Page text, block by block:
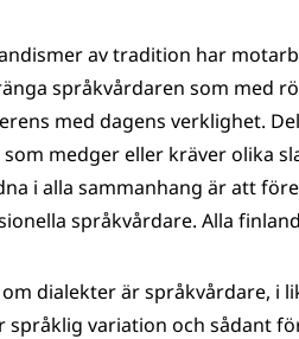
av tradition har
språkvårdaren som med
med dagens verklighet.
medger eller kräver olika
i alla sammanhang är att
språkvårdare. Alla
dialekter är språkvårdare, i
språklig variation och sådant